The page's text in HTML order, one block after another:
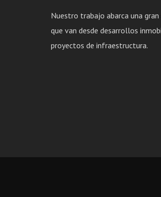
Nuestro trabajo abarca una
que van desde desarrollos
proyectos de infraestructura.